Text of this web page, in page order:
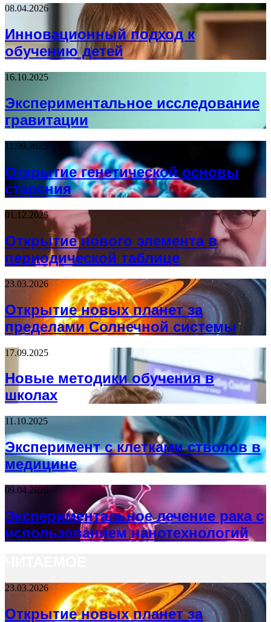
08.04.2026
Инновационный подход к
обучению детей
16.10.2025
Экспериментальное исследование
гравитации
11.09.2025
Открытие генетической основы
старения
01.12.2025
Открытие нового элемента в
периодической таблице
23.03.2026
Открытие новых планет за
пределами Солнечной системы
17.09.2025
Новые методики обучения в
школах
11.10.2025
Эксперимент с клетками стволов в
медицине
09.04.2026
Экспериментальное лечение рака с
использованием нанотехнологий
23.03.2026
Открытие новых планет за